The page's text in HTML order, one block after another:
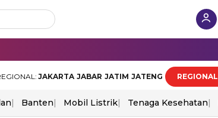
JAKARTA JABAR JATIM JATENG REGIONAL
Banten Mobil Listrik Tenaga Kesehatan